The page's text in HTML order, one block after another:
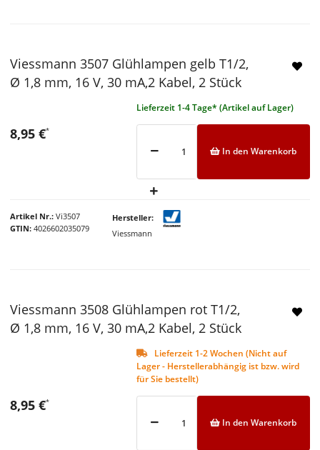
Viessmann 3507 Glühlampen gelb T1/2,
Ø 1,8 mm, 16 V, 30 mA,2 Kabel, 2 Stück
Lieferzeit 1-4 Tage* (Artikel auf Lager)
Artikel Nr. Vi3507
GTIN 4026602035079
Hersteller
Viessmann
8,95 €*
In den Warenkorb
Viessmann 3508 Glühlampen rot T1/2,
Ø 1,8 mm, 16 V, 30 mA,2 Kabel, 2 Stück
Lieferzeit 1-2 Wochen (Nicht auf
Lager - Herstellerabhängig ist bzw. wird
für Sie bestellt)
8,95 €*
In den Warenkorb